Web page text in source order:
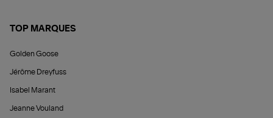
TOP MARQUES
Golden Goose
Jérôme Dreyfuss
Isabel Marant
Jeanne Vouland